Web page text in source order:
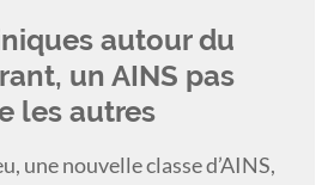
autour du
un AINS pas
les autres
une nouvelle classe d’AINS,